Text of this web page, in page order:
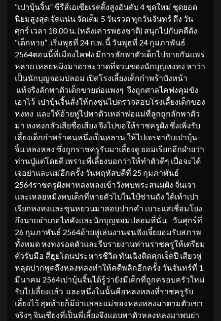
“เปาบุ้นจิ้น” ซีรีส์เอเซียเรตติ้งสูงอันดับ 4 ชุดใหม่ ชุดยอด
นิยมสูงสุด จัดแน่น จัดเต็ม 5 วันรวด ทุกวันจันทร์ ถึง วัน
ศุกร์ เวลา 18.00 น. (หลังเคารพธงชาติ) สนุกไปกับคดีดัง
“เด็กหาย” เริ่มพุธที่ 24 ก.พ. นี้ วันพุธที่ 24 กุมภาพันธ์
2564ตอนนี้ที่เมืองไคฟง มีการลักพาตัวเด็กไปขายกันแพร่
หลาย เหลยหมิงมาอาละวาดที่จวนของนักบุญหงทง หาว่า
เป็นนักบุญจอมปลอม เปิดโรงเลี้ยงเด็กกำพร้าบังหน้า
แท้จริงลักพาตัวเด็กขายต่อแพงๆ จึงถูกศาลไคฟงคุมขัง
เอาไว้ เปาบุ้นจิ้นสั่งให้กงซุนไปตรวจสอบโรงเลี้ยงเด็กของ
หงทง และให้อ้ายหู่ไปพาตัวเหล่าพ่อแม่ที่ลูกถูกลักพาตัว
มา หงทงกลัวเสียชื่อเสียง จึงไปขอให้ราชครูผัง ซึ่งเพิ่งรับ
เลี้ยงเด็กกำพร้าคนหนึ่งเป็นหลาน ให้ไปเจรจากับเปาบุ้น
จิ้น หลงหลง ซึ่งถูกราชครูรับมาเลี้ยงดู ยอมเรียกอีกฝ่ายว่า
ท่านปู่แต่โดยดี เพราะพี่เลี้ยงบอกว่าให้ทำตัวดีๆ เปื่อจะได้
เจอย่าและแม่อีกครั้ง วันพฤหัสบดีที่ 25 กุมภาพันธ์
2564ราชครูผังพาหลงหลงเข้าวังพบพระสนมผัง จั่นเจา
และเหลยหมิงพบเด็กที่หายตัวไปในไป๋ซ่านถัง ใต้เท้าเปา
เรียกหงทงและซุนหยวนมาสอบปากคำ เบาะแสเชื่อมโยง
ถึงนายอำเภอไท่คังและนักบุญจอมปลอมที่นั่น วันศุกร์ที่
26 กุมภาพันธ์ 2564อ้ายหู่เล่นงานจนฟังเจี๋ยยอมรับสภาพ
ทั้งหมด หงทงรอดตัวและรีบรายงานท่านราชครูให้เตรียม
ตัวรับมือ สี่ฮุยโดนประหารชีวิต ทันเฉิงติดคุกเจ็ดปี เสียวหู่
หลุดปากพูดถึงหลงหลงทำให้คดีพลิกอีกครั้ง วันจันทร์ที่ 1
มีนาคม 2564เปาบุ้นจิ้นได้รู้ว่ายังมีเด็กที่ถูกครอบครัวใหม่
รับไปเลี้ยงแล้ว และหนึ่งในนั้นคือหลงหลงที่ราชครูรับ
เลี้ยงไว้ สุดท้ายก็มีย่าแลละแม่ของหลงหลงมาตามตัวเขา
จริงๆ จินเซียงที่เป็นพี่เลี้ยงจึงแอบพาตัวหลงหลงมาพบย่า